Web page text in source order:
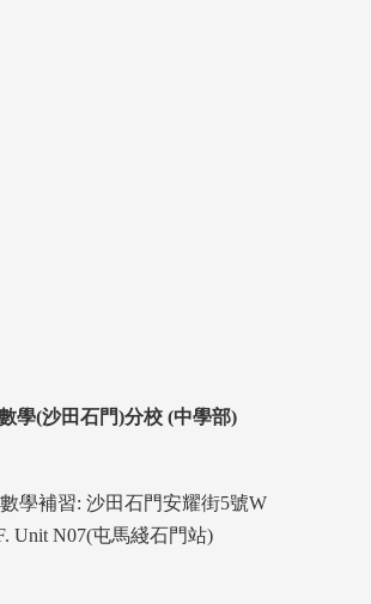
學(沙田石門)分校 (中學部)
學補習: 沙田石門安耀街5號W
Unit N07(屯馬綫石門站)